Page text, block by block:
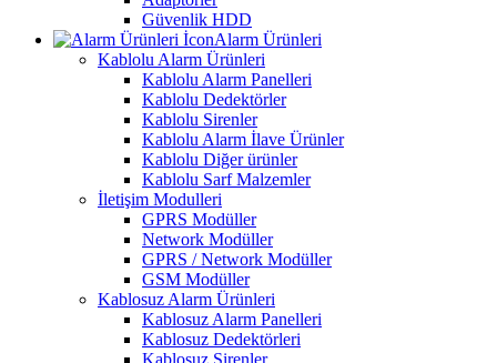
Güvenlik HDD
Alarm Ürünleri
Kablolu Alarm Ürünleri
Kablolu Alarm Panelleri
Kablolu Dedektörler
Kablolu Sirenler
Kablolu Alarm İlave Ürünler
Kablolu Diğer ürünler
Kablolu Sarf Malzemler
İletişim Modulleri
GPRS Modüller
Network Modüller
GPRS / Network Modüller
GSM Modüller
Kablosuz Alarm Ürünleri
Kablosuz Alarm Panelleri
Kablosuz Dedektörleri
Kablosuz Sirenler